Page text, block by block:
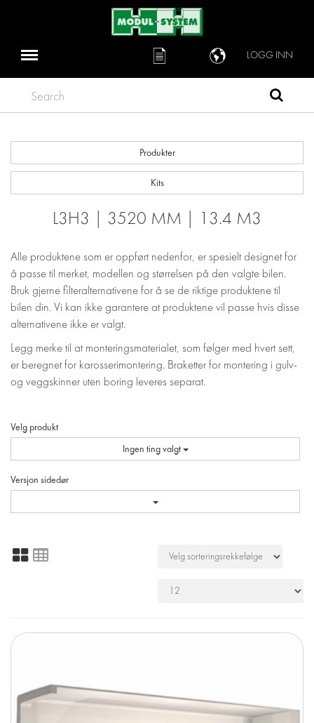
LOGG INN
Search
Produkter
Kits
L3H3 | 3520 MM | 13.4 M3
Alle produktene som er oppført nedenfor, er spesielt designet for
å passe til merket, modellen og størrelsen på den valgte bilen.
Bruk gjerne filteralternativene for å se de riktige produktene til
bilen din. Vi kan ikke garantere at produktene vil passe hvis disse
alternativene ikke er valgt.
Legg merke til at monteringsmaterialet, som følger med hvert sett,
er beregnet for karosserimontering. Braketter for montering i gulv-
og veggskinner uten boring leveres separat.
Velg produkt
Ingen ting valgt
Versjon sidedør